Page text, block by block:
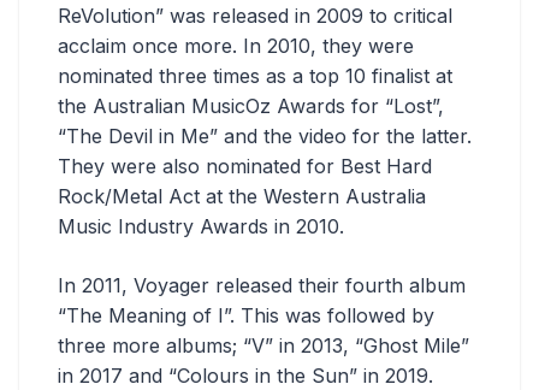
ReVolution” was released in 2009 to critical
acclaim once more. In 2010, they were
nominated three times as a top 10 finalist at
the Australian MusicOz Awards for “Lost”,
“The Devil in Me” and the video for the latter.
They were also nominated for Best Hard
Rock/Metal Act at the Western Australia
Music Industry Awards in 2010.
In 2011, Voyager released their fourth album
“The Meaning of I”. This was followed by
three more albums; “V” in 2013, “Ghost Mile”
in 2017 and “Colours in the Sun” in 2019.